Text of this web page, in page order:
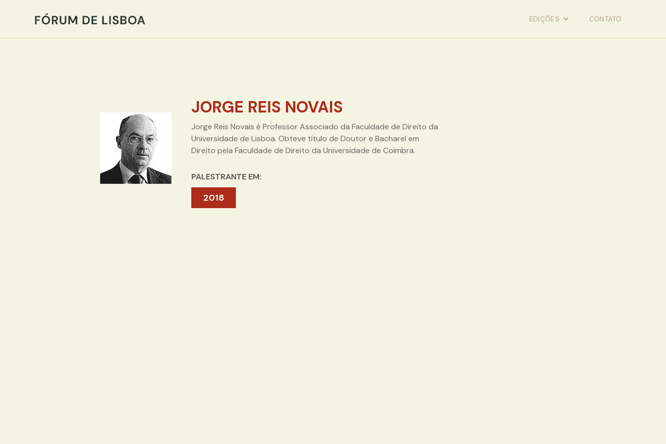
EDIÇÕES CONTATO
JORGE REIS NOVAIS
Jorge Reis Novais é Professor Associado da Faculdade de Direito da
Universidade de Lisboa. Obteve título de Doutor e Bacharel em
Direito pela Faculdade de Direito da Universidade de Coimbra.
PALESTRANTE EM:
2018